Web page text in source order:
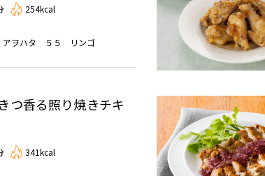
254kcal
アヲハタ ５５ リンゴ
つ香る照り焼きチキ
341kcal